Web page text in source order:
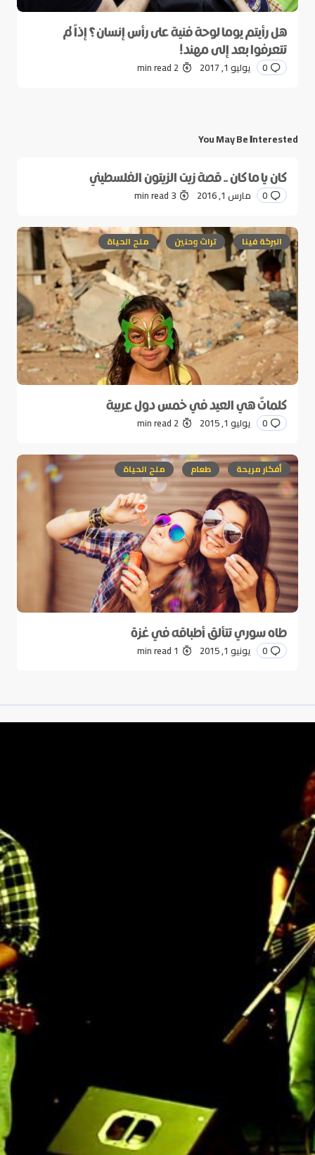
هل رأيتم يوما لوحة فنية على رأس إنسان؟ إذاً لم
تتعرفوا بعد إلى مهند!
0 يوليو 1, 2017 2 min read
You May Be Interested
كان يا ما كان .. قصة زيت الزيتون الفلسطيني
0 مارس 1, 2016 3 min read
البركة فينا تراث وحنين ملح الحياة
كلماتٌ هي العيد في خمس دول عربية
0 يوليو 1, 2015 2 min read
أفكار مريحة طعام ملح الحياة
طاه سوري تتألق أطباقه في غزة
0 يونيو 1, 2015 1 min read